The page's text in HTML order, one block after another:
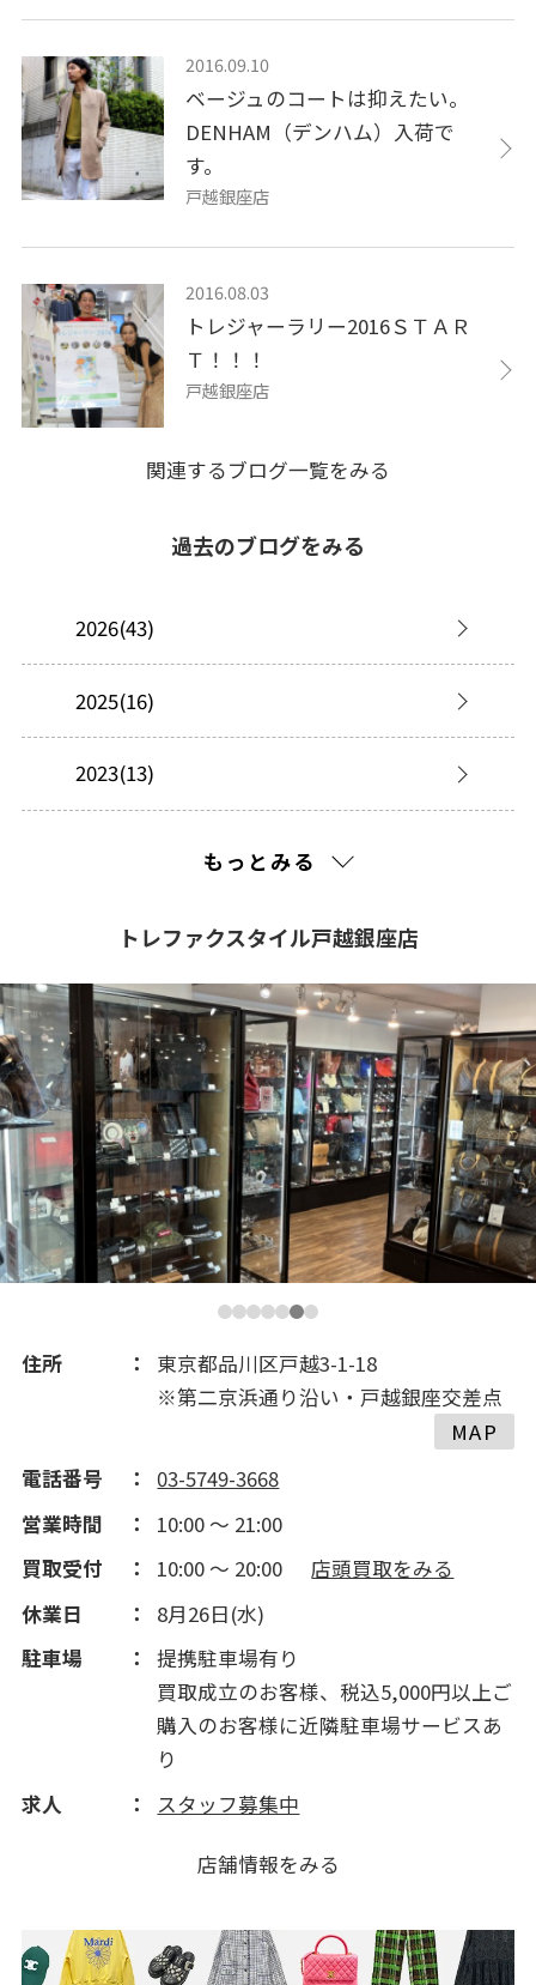
2016.09.10
ベージュのコートは抑えたい。
DENHAM（デンハム）入荷で
す。
戸越銀座店
2016.08.03
トレジャーラリー2016ＳＴＡＲ
Ｔ！！！
戸越銀座店
関連するブログ一覧をみる
過去のブログをみる
2026(43)
2025(16)
2023(13)
2020(308)
2019(534)
2018(648)
2017(475)
2016(244)
2015(172)
もっとみる
トレファクスタイル戸越銀座店
住所
東京都品川区戸越3-1-18
※第二京浜通り沿い・戸越銀座交差点
MAP
電話番号
03-5749-3668
営業時間
10:00 ～ 21:00
買取受付
10:00 ～ 20:00
店頭買取をみる
休業日
8月26日(水)
駐車場
提携駐車場有り
買取成立のお客様、税込5,000円以上ご
購入のお客様に近隣駐車場サービスあ
り
求人
スタッフ募集中
店舗情報をみる